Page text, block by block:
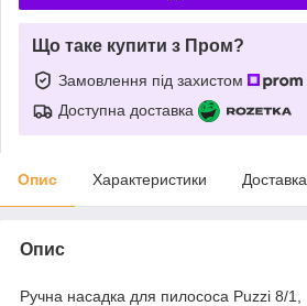
Що таке купити з Пром?
Замовлення під захистом
Доступна доставка
Опис Характеристики Доставка
Опис
Ручна насадка для пилососа Puzzi 8/1,